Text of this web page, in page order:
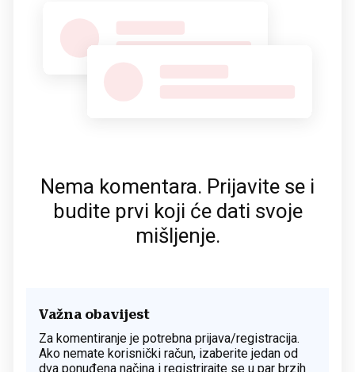
Nema komentara. Prijavite se i
budite prvi koji će dati svoje
mišljenje.
Važna obavijest
Za komentiranje je potrebna prijava/registracija.
Ako nemate korisnički račun, izaberite jedan od
dva ponuđena načina i registrirajte se u par brzih